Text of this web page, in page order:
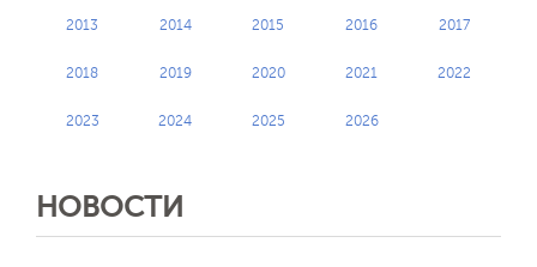
2013 2014 2015 2016 2017
2018 2019 2020 2021 2022
2023 2024 2025 2026
НОВОСТИ